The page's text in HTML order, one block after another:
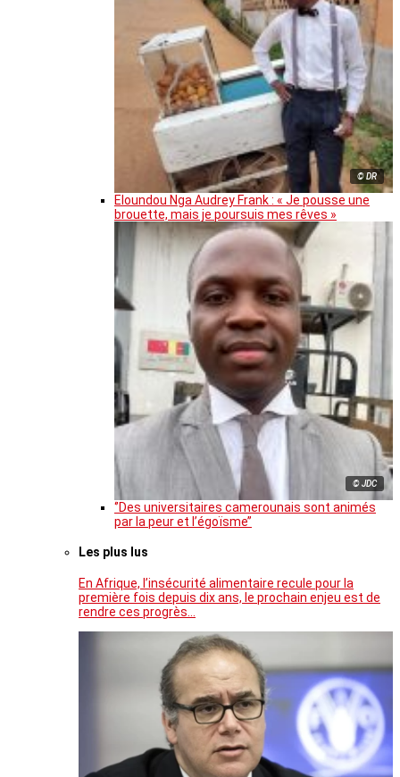
© DR
Eloundou Nga Audrey Frank : « Je pousse une
brouette, mais je poursuis mes rêves »
© JDC
‘’Des universitaires camerounais sont animés
par la peur et l’égoïsme’’
Les plus lus
En Afrique, l’insécurité alimentaire recule pour la
première fois depuis dix ans, le prochain enjeu est de
rendre ces progrès…